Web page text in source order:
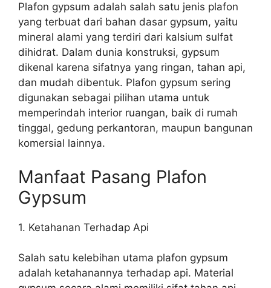
Plafon gypsum adalah salah satu jenis plafon
yang terbuat dari bahan dasar gypsum, yaitu
mineral alami yang terdiri dari kalsium sulfat
dihidrat. Dalam dunia konstruksi, gypsum
dikenal karena sifatnya yang ringan, tahan api,
dan mudah dibentuk. Plafon gypsum sering
digunakan sebagai pilihan utama untuk
memperindah interior ruangan, baik di rumah
tinggal, gedung perkantoran, maupun bangunan
komersial lainnya.
Manfaat Pasang Plafon
Gypsum
1. Ketahanan Terhadap Api
Salah satu kelebihan utama plafon gypsum
adalah ketahanannya terhadap api. Material